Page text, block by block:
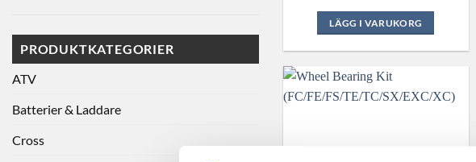
PRODUKTKATEGORIER
ATV
Batterier & Laddare
Cross
LÄGG I VARUKORG